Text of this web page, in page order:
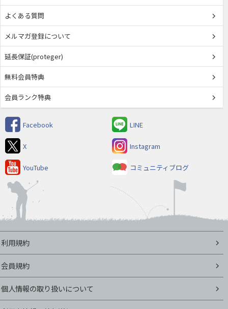
よくある質問
メルマガ登録について
延長保証(proteger)
無料会員特典
会員ランク特典
Facebook LINE
X Instagram
YouTube コミュニティブログ
利用規約
会員規約
個人情報の取り扱いについて